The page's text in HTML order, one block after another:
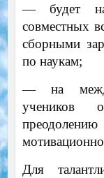
— будет
совместных
сборными
по наукам;
— на
учеников
Для